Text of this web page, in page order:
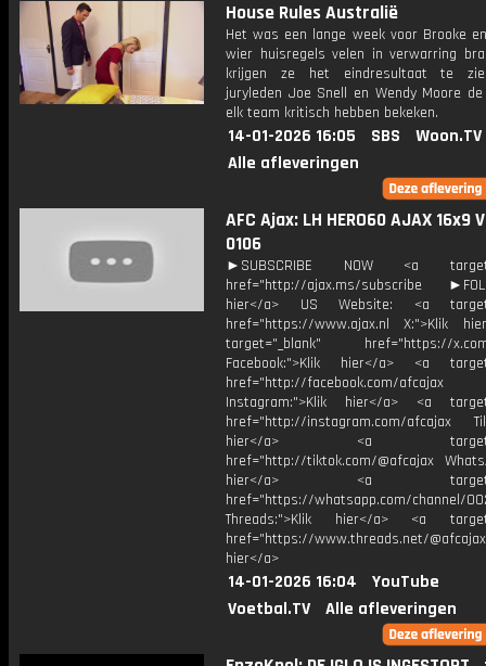
House Rules Australië
Het was een lange week voor Brooke
wier huisregels velen in verwarring
krijgen ze het eindresultaat te
juryleden Joe Snell en Wendy Moore
elk team kritisch hebben bekeken.
14-01-2026 16:05 SBS
Woon.TV
Alle afleveringen
AFC Ajax: LH HERO60 AJAX 16x9
0106
►SUBSCRIBE NOW <a
href="http://ajax.ms/subscribe
hier</a> US Website: <a
href="https://www.ajax.nl X:">Klik
target="_blank" href="https://x.com/
Facebook:">Klik hier</a> <a
href="http://facebook.com/afcajax
Instagram:">Klik hier</a> <a
href="http://instagram.com/afcajax
hier</a> <a
href="http://tiktok.com/@afcajax
hier</a> <a
href="https://whatsapp.com/channel/
Threads:">Klik hier</a> <a
href="https://www.threads.net/
hier</a>
14-01-2026 16:04
YouTube
Voetbal.TV
Alle afleveringen